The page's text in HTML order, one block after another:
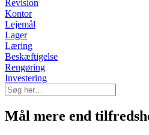
Revision
Kontor
Lejemål
Lager
Læring
Beskæftigelse
Rengøring
Investering
Mål mere end